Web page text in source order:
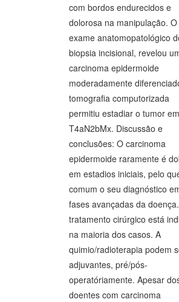
com bordos endurecidos e
dolorosa na manipulação. O
exame anatomopatológico
biopsia incisional, revelou
carcinoma epidermoide
moderadamente
tomografia computorizada
permitiu estadiar o tumor
T4aN2bMx. Discussão e
conclusões: O carcinoma
epidermoide raramente é
em estadios iniciais, pelo
comum o seu diagnóstico
fases avançadas da
tratamento cirúrgico está
na maioria dos casos. A
quimio/radioterapia podem
adjuvantes, pré/pós-
operatóriamente. Apesar
doentes com carcinoma